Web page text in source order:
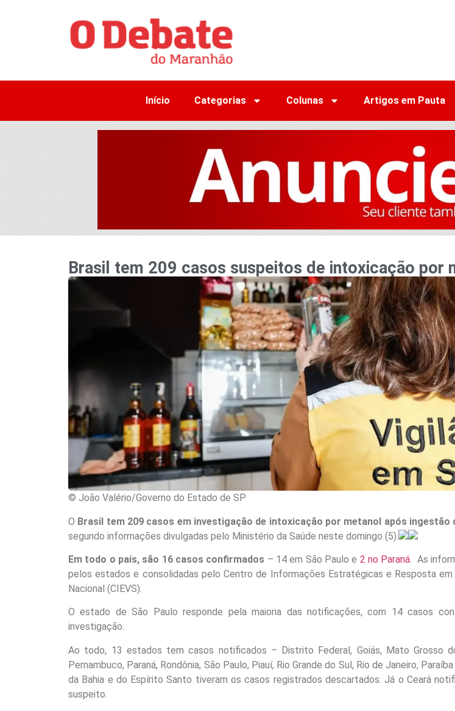
Início Categorias Colunas Artigos em Pauta
Brasil tem 209 casos suspeitos de intoxicação por
© João Valério/Governo do Estado de SP
O Brasil tem 209 casos em investigação de intoxicação por metanol após ingestão
segundo informações divulgadas pelo Ministério da Saúde neste domingo (5).
Em todo o país, são 16 casos confirmados – 14 em São Paulo e 2 no Paraná. As
pelos estados e consolidadas pelo Centro de Informações Estratégicas e Resposta em
Nacional (CIEVS).
O estado de São Paulo responde pela maioria das notificações, com 14 casos
investigação.
Ao todo, 13 estados tem casos notificados – Distrito Federal, Goiás, Mato Grosso
Pernambuco, Paraná, Rondônia, São Paulo, Piauí, Rio Grande do Sul, Rio de Janeiro,
da Bahia e do Espírito Santo tiveram os casos registrados descartados. Já o Ceará
suspeito.